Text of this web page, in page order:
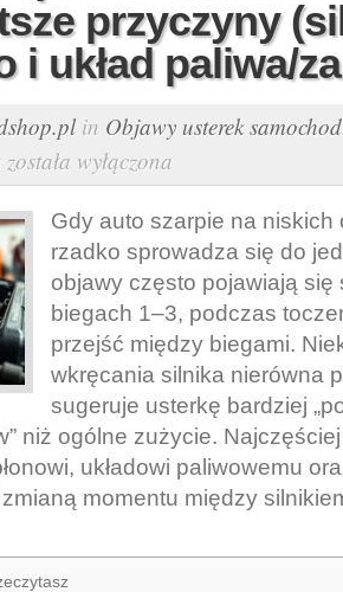
przyczyny
i układ paliwa/
in Objawy usterek
Auto
szarpie
na
niskich
obrotach
–
najczęstsze
przyczyny
(silnik,
sprzęgło
i
układ
paliwa/zapłon)
została wyłączona
Gdy auto szarpie na niskich
rzadko sprowadza się do
objawy często pojawiają się
biegach 1–3, podczas
przejść między biegami.
wkręcania silnika nierówna
sugeruje usterkę bardziej
niż ogólne zużycie.
układowi paliwowemu
momentu między